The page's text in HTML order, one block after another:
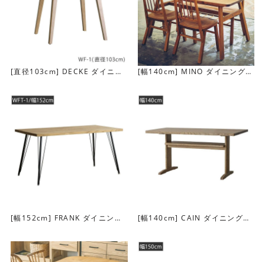
天板にはオーク材を使用しています。オーク材は木目の美
しさが特徴で、使いこむほどに深みを帯びて独特の風合い
が楽しめます。
[直径103cm] DECKE ダイニン
[幅140cm] MINO ダイニングテ
[幅152cm] FRANK ダイニング
[幅140cm] CAIN ダイニングテ